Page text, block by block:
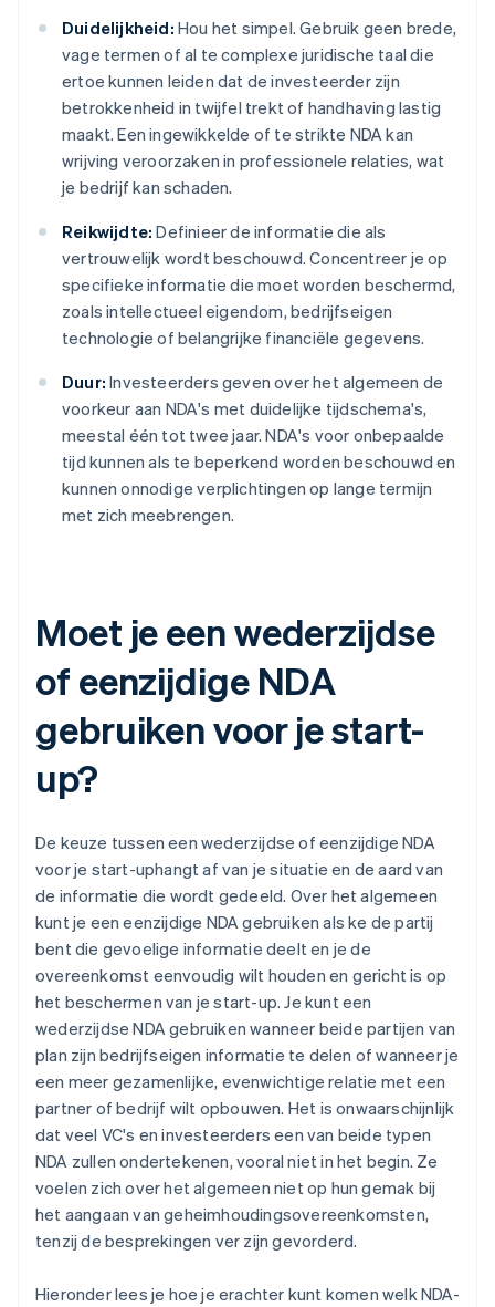
Duidelijkheid: Hou het simpel. Gebruik geen brede,
vage termen of al te complexe juridische taal die
ertoe kunnen leiden dat de investeerder zijn
betrokkenheid in twijfel trekt of handhaving lastig
maakt. Een ingewikkelde of te strikte NDA kan
wrijving veroorzaken in professionele relaties, wat
je bedrijf kan schaden.
Reikwijdte: Definieer de informatie die als
vertrouwelijk wordt beschouwd. Concentreer je op
specifieke informatie die moet worden beschermd,
zoals intellectueel eigendom, bedrijfseigen
technologie of belangrijke financiële gegevens.
Duur: Investeerders geven over het algemeen de
voorkeur aan NDA's met duidelijke tijdschema's,
meestal één tot twee jaar. NDA's voor onbepaalde
tijd kunnen als te beperkend worden beschouwd en
kunnen onnodige verplichtingen op lange termijn
met zich meebrengen.
Moet je een wederzijdse
of eenzijdige NDA
gebruiken voor je start-
up?
De keuze tussen een wederzijdse of eenzijdige NDA
voor je start-uphangt af van je situatie en de aard van
de informatie die wordt gedeeld. Over het algemeen
kunt je een eenzijdige NDA gebruiken als ke de partij
bent die gevoelige informatie deelt en je de
overeenkomst eenvoudig wilt houden en gericht is op
het beschermen van je start-up. Je kunt een
wederzijdse NDA gebruiken wanneer beide partijen van
plan zijn bedrijfseigen informatie te delen of wanneer je
een meer gezamenlijke, evenwichtige relatie met een
partner of bedrijf wilt opbouwen. Het is onwaarschijnlijk
dat veel VC's en investeerders een van beide typen
NDA zullen ondertekenen, vooral niet in het begin. Ze
voelen zich over het algemeen niet op hun gemak bij
het aangaan van geheimhoudingsovereenkomsten,
tenzij de besprekingen ver zijn gevorderd.
Hieronder lees je hoe je erachter kunt komen welk NDA-